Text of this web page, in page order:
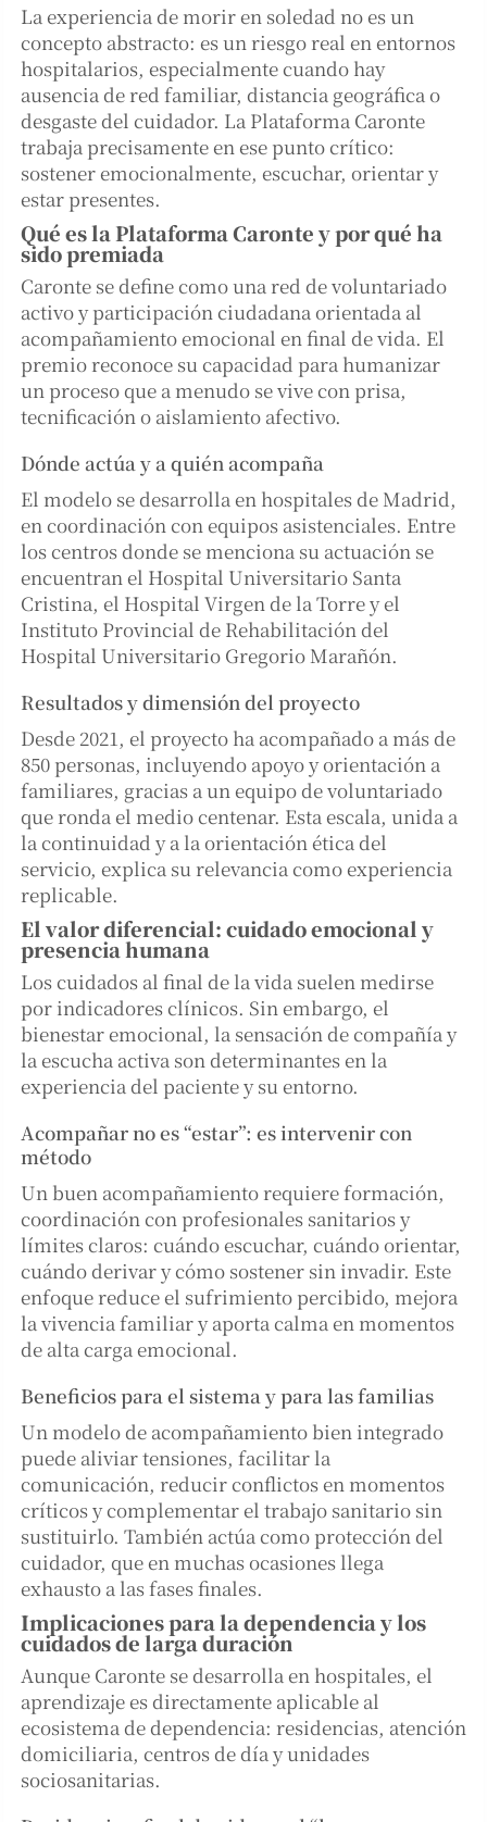
La experiencia de morir en soledad no es un
concepto abstracto: es un riesgo real en entornos
hospitalarios, especialmente cuando hay
ausencia de red familiar, distancia geográfica o
desgaste del cuidador. La Plataforma Caronte
trabaja precisamente en ese punto crítico:
sostener emocionalmente, escuchar, orientar y
estar presentes.
Qué es la Plataforma Caronte y por qué ha
sido premiada
Caronte se define como una red de voluntariado
activo y participación ciudadana orientada al
acompañamiento emocional en final de vida. El
premio reconoce su capacidad para humanizar
un proceso que a menudo se vive con prisa,
tecnificación o aislamiento afectivo.
Dónde actúa y a quién acompaña
El modelo se desarrolla en hospitales de Madrid,
en coordinación con equipos asistenciales. Entre
los centros donde se menciona su actuación se
encuentran el Hospital Universitario Santa
Cristina, el Hospital Virgen de la Torre y el
Instituto Provincial de Rehabilitación del
Hospital Universitario Gregorio Marañón.
Resultados y dimensión del proyecto
Desde 2021, el proyecto ha acompañado a más de
850 personas, incluyendo apoyo y orientación a
familiares, gracias a un equipo de voluntariado
que ronda el medio centenar. Esta escala, unida a
la continuidad y a la orientación ética del
servicio, explica su relevancia como experiencia
replicable.
El valor diferencial: cuidado emocional y
presencia humana
Los cuidados al final de la vida suelen medirse
por indicadores clínicos. Sin embargo, el
bienestar emocional, la sensación de compañía y
la escucha activa son determinantes en la
experiencia del paciente y su entorno.
Acompañar no es “estar”: es intervenir con
método
Un buen acompañamiento requiere formación,
coordinación con profesionales sanitarios y
límites claros: cuándo escuchar, cuándo orientar,
cuándo derivar y cómo sostener sin invadir. Este
enfoque reduce el sufrimiento percibido, mejora
la vivencia familiar y aporta calma en momentos
de alta carga emocional.
Beneficios para el sistema y para las familias
Un modelo de acompañamiento bien integrado
puede aliviar tensiones, facilitar la
comunicación, reducir conflictos en momentos
críticos y complementar el trabajo sanitario sin
sustituirlo. También actúa como protección del
cuidador, que en muchas ocasiones llega
exhausto a las fases finales.
Implicaciones para la dependencia y los
cuidados de larga duración
Aunque Caronte se desarrolla en hospitales, el
aprendizaje es directamente aplicable al
ecosistema de dependencia: residencias, atención
domiciliaria, centros de día y unidades
sociosanitarias.